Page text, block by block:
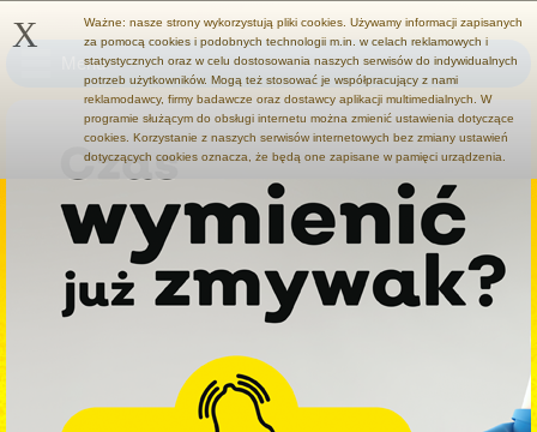
Menu
X
Ważne: nasze strony wykorzystują pliki cookies. Używamy informacji zapisanych
za pomocą cookies i podobnych technologii m.in. w celach reklamowych i
statystycznych oraz w celu dostosowania naszych serwisów do indywidualnych
potrzeb użytkowników. Mogą też stosować je współpracujący z nami
reklamodawcy, firmy badawcze oraz dostawcy aplikacji multimedialnych. W
programie służącym do obsługi internetu można zmienić ustawienia dotyczące
cookies. Korzystanie z naszych serwisów internetowych bez zmiany ustawień
dotyczących cookies oznacza, że będą one zapisane w pamięci urządzenia.